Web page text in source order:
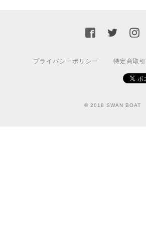
プライバシーポリシー 特定商取
© 2018 SWAN BOAT